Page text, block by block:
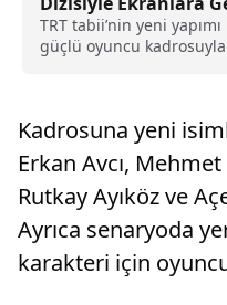
TRT tabii’nin yeni
güçlü oyuncu
Kadrosuna yeni
Erkan Avcı,
Rutkay Ayıköz ve
Ayrıca senaryoda
karakteri için